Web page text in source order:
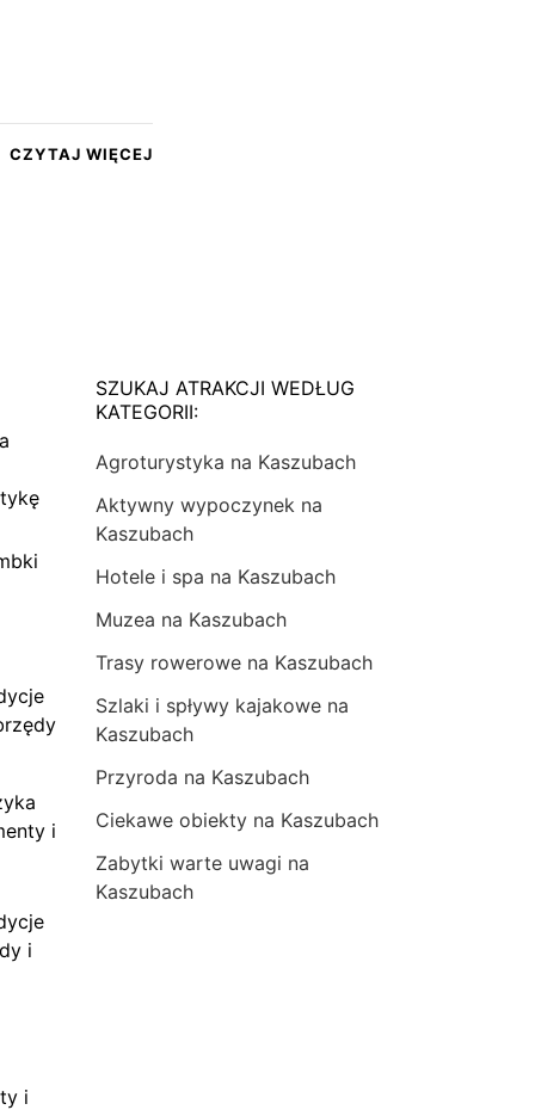
CZYTAJ WIĘCEJ
i
i
i
SZUKAJ ATRAKCJI WEDŁUG
KATEGORII:
Agroturystyka na Kaszubach
Aktywny wypoczynek na
Kaszubach
Hotele i spa na Kaszubach
Muzea na Kaszubach
Trasy rowerowe na Kaszubach
Szlaki i spływy kajakowe na
Kaszubach
Przyroda na Kaszubach
Ciekawe obiekty na Kaszubach
Zabytki warte uwagi na
Kaszubach